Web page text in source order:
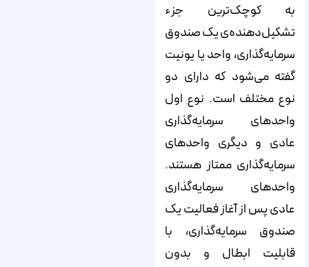
به کوچک‌ترین جزء
تشکیل‌دهنده‌‌‌‌‌‌ی یک صندوق
سرمایه‌گذاری، واحد یا یونیت
گفته می‌شود که دارای دو
نوع مختلف است. نوع اول
واحدهای سرمایه‌گذاری
عادی و دیگری واحدهای
سرمایه‌گذاری ممتاز هستند.
واحدهای سرمایه‌گذاری
عادی پس از آغاز فعالیت یک
صندوق سرمایه‌گذاری، با
قابلیت ابطال و بدون